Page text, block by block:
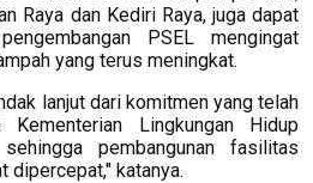
Raya dan Kediri Raya, juga dapat
PSEL mengingat
yang terus meningkat.
lanjut dari komitmen yang telah
Kementerian Lingkungan Hidup
pembangunan fasilitas
dipercepat," katanya.